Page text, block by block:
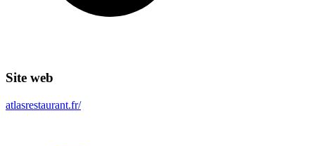
Site web
atlasrestaurant.fr/